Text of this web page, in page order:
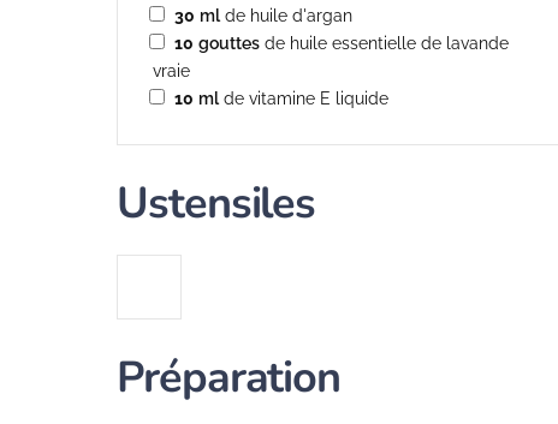
30 ml de huile d'argan
10 gouttes de huile essentielle de lavande
vraie
10 ml de vitamine E liquide
Ustensiles
Préparation